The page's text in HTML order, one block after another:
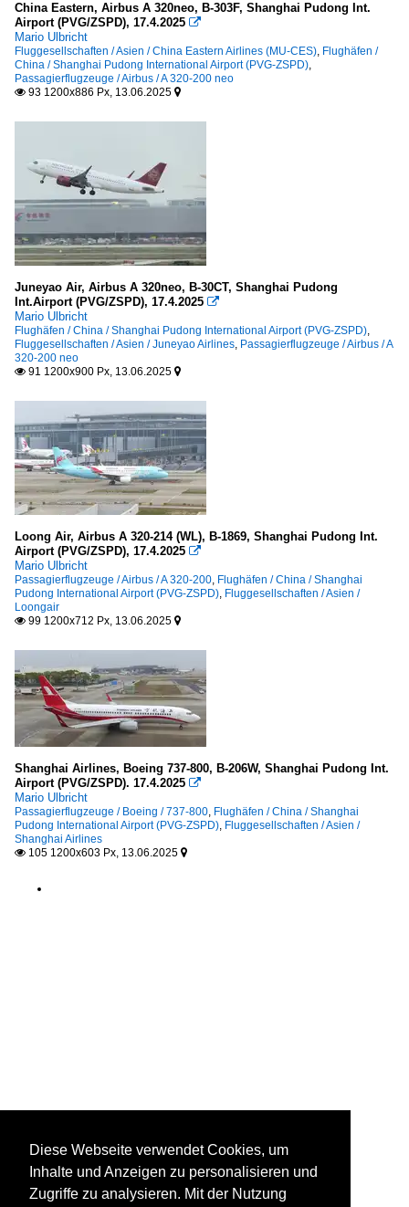
China Eastern, Airbus A 320neo, B-303F, Shanghai Pudong Int.
Airport (PVG/ZSPD), 17.4.2025 
Mario Ulbricht
Fluggesellschaften / Asien / China Eastern Airlines (MU-CES), Flughäfen /
China / Shanghai Pudong International Airport (PVG-ZSPD),
Passagierflugzeuge / Airbus / A 320-200 neo
 93 1200x886 Px, 13.06.2025 
Juneyao Air, Airbus A 320neo, B-30CT, Shanghai Pudong
Int.Airport (PVG/ZSPD), 17.4.2025 
Mario Ulbricht
Flughäfen / China / Shanghai Pudong International Airport (PVG-ZSPD),
Fluggesellschaften / Asien / Juneyao Airlines, Passagierflugzeuge / Airbus / A
320-200 neo
 91 1200x900 Px, 13.06.2025 
Loong Air, Airbus A 320-214 (WL), B-1869, Shanghai Pudong Int.
Airport (PVG/ZSPD), 17.4.2025 
Mario Ulbricht
Passagierflugzeuge / Airbus / A 320-200, Flughäfen / China / Shanghai
Pudong International Airport (PVG-ZSPD), Fluggesellschaften / Asien /
Loongair
 99 1200x712 Px, 13.06.2025 
Shanghai Airlines, Boeing 737-800, B-206W, Shanghai Pudong Int.
Airport (PVG/ZSPD). 17.4.2025 
Mario Ulbricht
Passagierflugzeuge / Boeing / 737-800, Flughäfen / China / Shanghai
Pudong International Airport (PVG-ZSPD), Fluggesellschaften / Asien /
Shanghai Airlines
 105 1200x603 Px, 13.06.2025 
Diese Webseite verwendet Cookies, um
Inhalte und Anzeigen zu personalisieren und
Zugriffe zu analysieren. Mit der Nutzung